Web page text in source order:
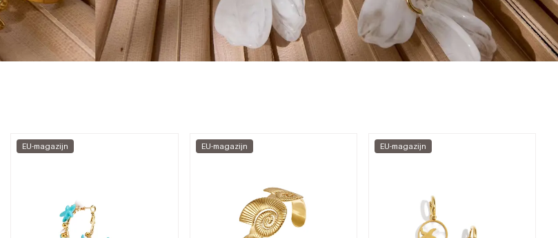
EU-magazijn EU-magazijn EU-magazijn